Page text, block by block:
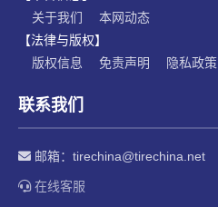
关于我们
本网动态
【法律与版权】
版权信息
免责声明 隐私政策
联系我们
邮箱： tirechina@tirechina.net
在线客服